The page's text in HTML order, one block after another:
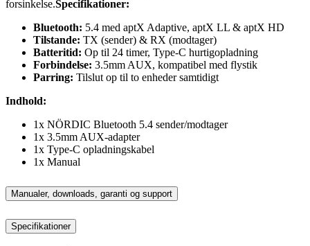
forsinkelse.Specifikationer:
Bluetooth: 5.4 med aptX Adaptive, aptX LL & aptX HD
Tilstande: TX (sender) & RX (modtager)
Batteritid: Op til 24 timer, Type-C hurtigopladning
Forbindelse: 3.5mm AUX, kompatibel med flystik
Parring: Tilslut op til to enheder samtidigt
Indhold:
1x NÖRDIC Bluetooth 5.4 sender/modtager
1x 3.5mm AUX-adapter
1x Type-C opladningskabel
1x Manual
Manualer, downloads, garanti og support
Specifikationer